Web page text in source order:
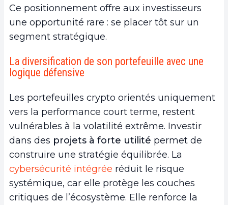
Ce positionnement offre aux investisseurs
une opportunité rare : se placer tôt sur un
segment stratégique.
La diversification de son portefeuille avec une
logique défensive
Les portefeuilles crypto orientés uniquement
vers la performance court terme, restent
vulnérables à la volatilité extrême. Investir
dans des projets à forte utilité permet de
construire une stratégie équilibrée. La
cybersécurité intégrée réduit le risque
systémique, car elle protège les couches
critiques de l’écosystème. Elle renforce la